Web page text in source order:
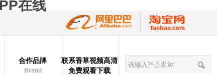
在线
合作品牌
Brand
联系香草视频高清
免费观看下载